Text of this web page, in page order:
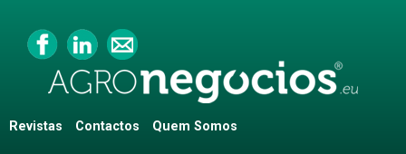
Revistas Contactos Quem Somos